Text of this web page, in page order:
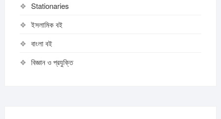
Stationaries
ইসলামিক বই
বাংলা বই
বিজ্ঞান ও প্রযুক্তি